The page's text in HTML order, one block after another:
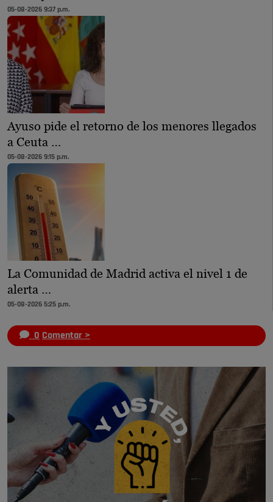
05-08-2026 9:37 p.m.
Ayuso pide el retorno de los menores llegados
a Ceuta …
05-08-2026 9:15 p.m.
La Comunidad de Madrid activa el nivel 1 de
alerta …
05-08-2026 5:25 p.m.
0 Comentar >